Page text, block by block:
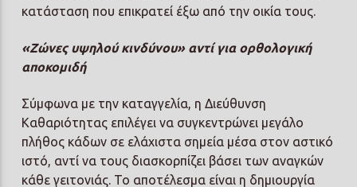
κατάσταση που επικρατεί έξω από την οικία τους.
«Ζώνες υψηλού κινδύνου» αντί για ορθολογική
αποκομιδή
Σύμφωνα με την καταγγελία, η Διεύθυνση
Καθαριότητας επιλέγει να συγκεντρώνει μεγάλο
πλήθος κάδων σε ελάχιστα σημεία μέσα στον αστικό
ιστό, αντί να τους διασκορπίζει βάσει των αναγκών
κάθε γειτονιάς. Το αποτέλεσμα είναι η δημιουργία